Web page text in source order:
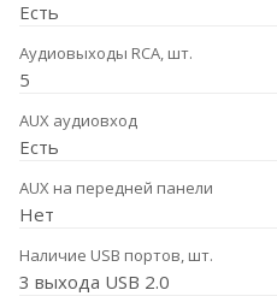
Есть
Аудиовыходы RCA, шт.
5
AUX аудиовход
Есть
AUX на передней панели
Нет
Наличие USB портов, шт.
3 выхода USB 2.0